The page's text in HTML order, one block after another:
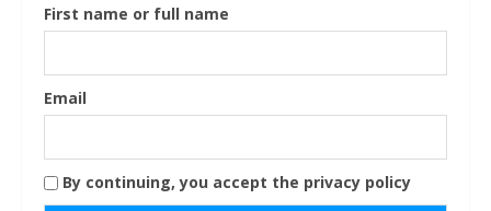
First name or full name
Email
By continuing, you accept the privacy policy